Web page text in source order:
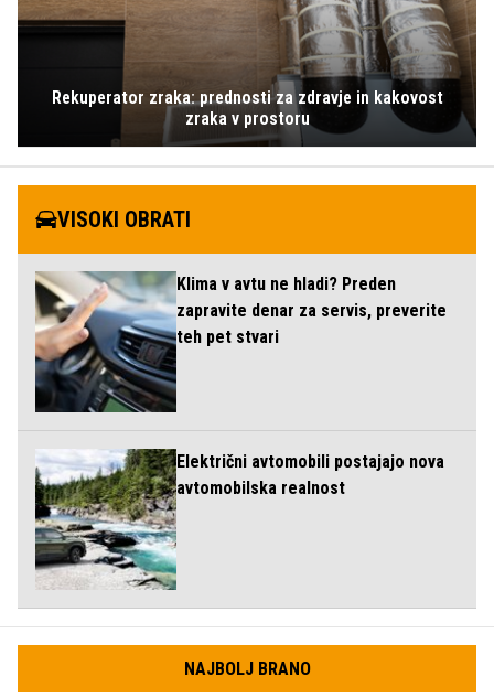
Rekuperator zraka: prednosti za zdravje in kakovost
zraka v prostoru
VISOKI OBRATI
Klima v avtu ne hladi? Preden
zapravite denar za servis, preverite
teh pet stvari
Električni avtomobili postajajo nova
avtomobilska realnost
NAJBOLJ BRANO